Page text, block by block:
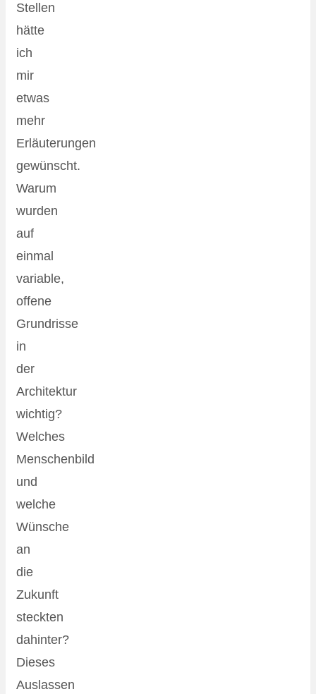
Stellen
hätte
ich
mir
etwas
mehr
Erläuterungen
gewünscht.
Warum
wurden
auf
einmal
variable,
offene
Grundrisse
in
der
Architektur
wichtig?
Welches
Menschenbild
und
welche
Wünsche
an
die
Zukunft
steckten
dahinter?
Dieses
Auslassen